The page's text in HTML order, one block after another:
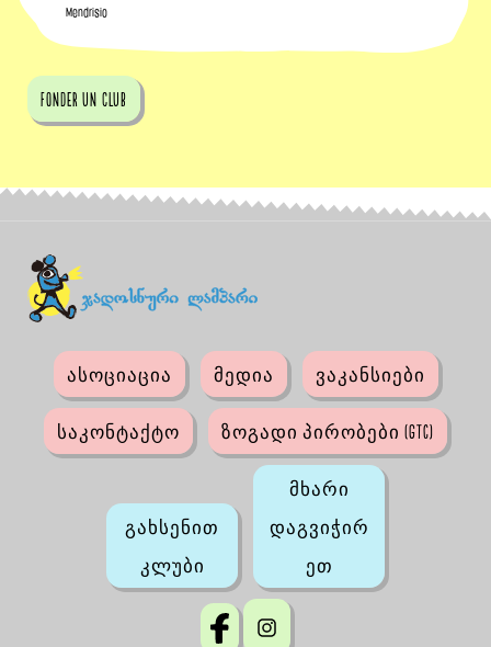
Mendrisio
fonder un club
ასოციაცია მედია ვაკანსიები
საკონტაქტო ზოგადი პირობები (GTC)
გახსენით
კლუბი
მხარი
დაგვიჭირ
ეთ